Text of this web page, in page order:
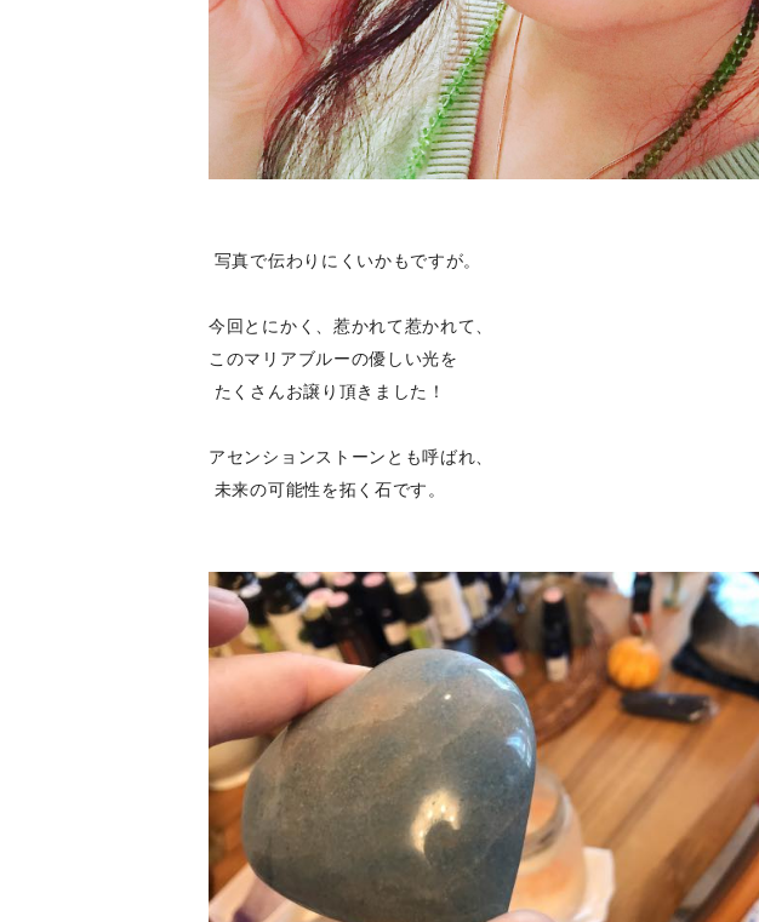
写真で伝わりにくいかもですが。
今回とにかく、惹かれて惹かれて、
このマリアブルーの優しい光を
たくさんお譲り頂きました！
アセンションストーンとも呼ばれ、
未来の可能性を拓く石です。